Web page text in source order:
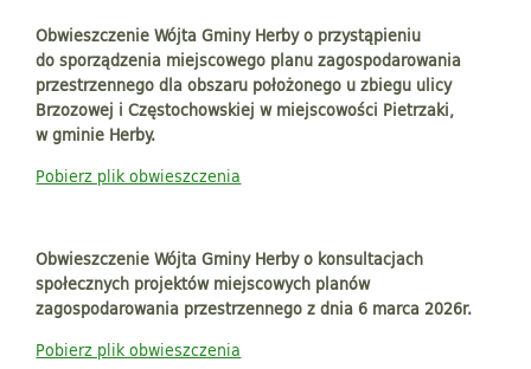
Obwieszczenie Wójta Gminy Herby o przystąpieniu
do sporządzenia miejscowego planu zagospodarowania
przestrzennego dla obszaru położonego u zbiegu ulicy
Brzozowej i Częstochowskiej w miejscowości Pietrzaki,
w gminie Herby.
Pobierz plik obwieszczenia
Obwieszczenie Wójta Gminy Herby o konsultacjach
społecznych projektów miejscowych planów
zagospodarowania przestrzennego z dnia 6 marca 2026r.
Pobierz plik obwieszczenia